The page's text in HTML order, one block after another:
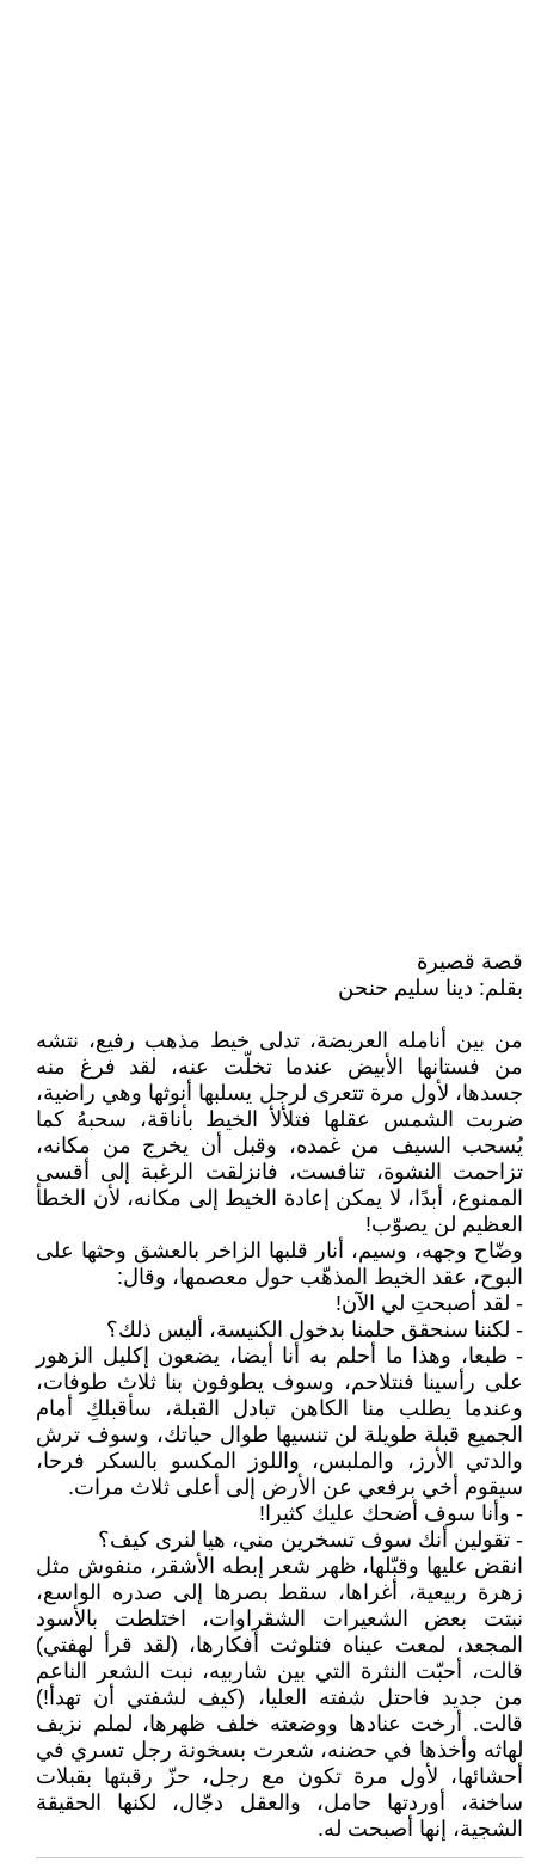
قصة قصيرة
بقلم: دينا سليم حنحن
من بين أنامله العريضة، تدلى خيط مذهب رفيع، نتشه
من فستانها الأبيض عندما تخلّت عنه، لقد فرغ منه
جسدها، لأول مرة تتعرى لرجل يسلبها أنوثها وهي راضية،
ضربت الشمس عقلها فتلألأ الخيط بأناقة، سحبهُ كما
يُسحب السيف من غمده، وقبل أن يخرج من مكانه،
تزاحمت النشوة، تنافست، فانزلقت الرغبة إلى أقسى
الممنوع، أبدًا، لا يمكن إعادة الخيط إلى مكانه، لأن الخطأ
العظيم لن يصوّب!
وضّاح وجهه، وسيم، أنار قلبها الزاخر بالعشق وحثها على
البوح، عقد الخيط المذهّب حول معصمها، وقال:
- لقد أصبحتِ لي الآن!
- لكننا سنحقق حلمنا بدخول الكنيسة، أليس ذلك؟
- طبعا، وهذا ما أحلم به أنا أيضا، يضعون إكليل الزهور
على رأسينا فنتلاحم، وسوف يطوفون بنا ثلاث طوفات،
وعندما يطلب منا الكاهن تبادل القبلة، سأقبلكِ أمام
الجميع قبلة طويلة لن تنسيها طوال حياتك، وسوف ترش
والدتي الأرز، والملبس، واللوز المكسو بالسكر فرحا،
سيقوم أخي برفعي عن الأرض إلى أعلى ثلاث مرات.
- وأنا سوف أضحك عليك كثيرا!
- تقولين أنك سوف تسخرين مني، هيا لنرى كيف؟
انقض عليها وقبّلها، ظهر شعر إبطه الأشقر، منفوش مثل
زهرة ربيعية، أغراها، سقط بصرها إلى صدره الواسع،
نبتت بعض الشعيرات الشقراوات، اختلطت بالأسود
المجعد، لمعت عيناه فتلوثت أفكارها، (لقد قرأ لهفتي)
قالت، أحبّت النثرة التي بين شاربيه، نبت الشعر الناعم
من جديد فاحتل شفته العليا، (كيف لشفتي أن تهدأ!)
قالت. أرخت عنادها ووضعته خلف ظهرها، لملم نزيف
لهاثه وأخذها في حضنه، شعرت بسخونة رجل تسري في
أحشائها، لأول مرة تكون مع رجل، حزّ رقبتها بقبلات
ساخنة، أوردتها حامل، والعقل دجّال، لكنها الحقيقة
الشجية، إنها أصبحت له.